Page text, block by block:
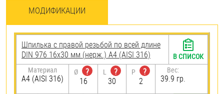
МОДИФИКАЦИИ
Шпилька с правой резьбой по всей длине
DIN 976 16х30 мм (нерж.) A4 (AISI 316)
Материал
A4 (AISI 316)
Ø
?
16
L
?
30
P
?
2
Вес:
39.9 гр.
В СПИСОК